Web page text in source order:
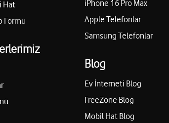
Hat
Formu
iPhone 16 Pro Max
Apple Telefonlar
Samsung Telefonlar
Blog
Ev İnterneti Blog
FreeZone Blog
Mobil Hat Blog